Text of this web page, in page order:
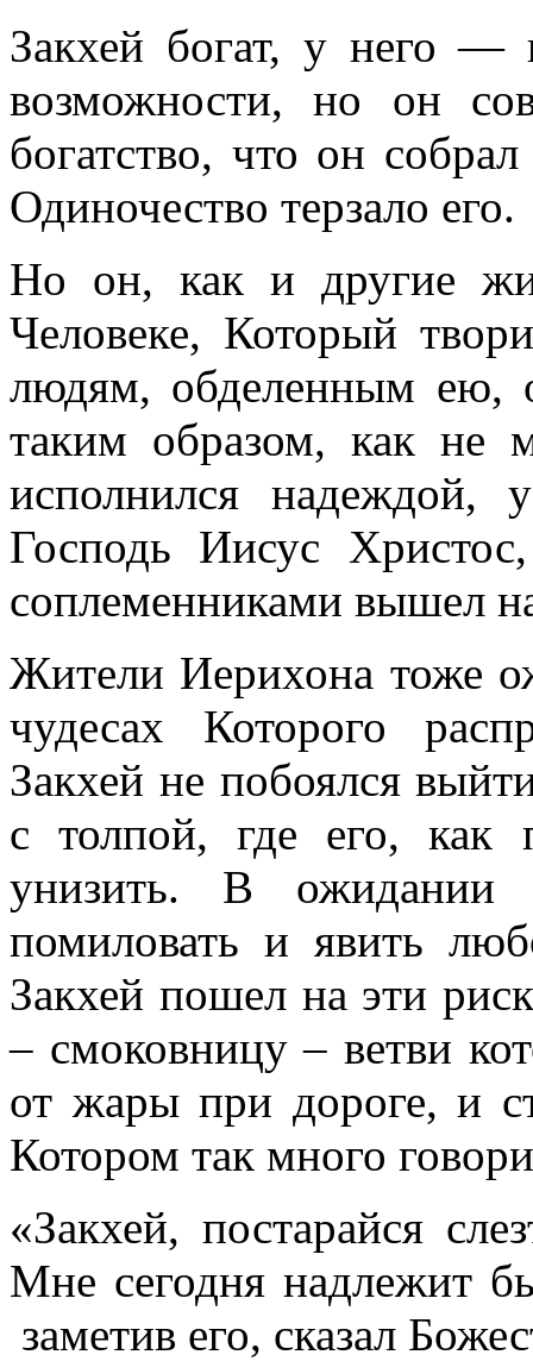
Закхей богат, у него —
возможности, но он
богатство, что он
Одиночество терзало его.
Но он, как и другие
Человеке, Который
людям, обделенным ею,
таким образом, как не
исполнился надеждой,
Господь Иисус
соплеменниками вышел
Жители Иерихона тоже
чудесах Которого
Закхей не побоялся
с толпой, где его, как
унизить. В ожидании
помиловать и явить
Закхей пошел на эти
– смоковницу – ветви
от жары при дороге, и
Котором так много
«Закхей, постарайся
Мне сегодня надлежит
заметив его, сказал